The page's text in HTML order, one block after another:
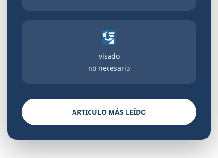
visado
no necesario
ARTICULO MÁS LEÍDO